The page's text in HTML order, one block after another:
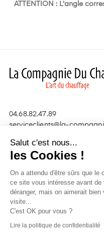
ATTENTION : L'angle
04.68.82.47.89
serviceclients@la-
Nos produits
Liens utiles
Salut c'est nous...
les Cookies !
On a attendu d'être sûrs que le
ce site vous intéresse avant de
déranger, mais on aimerait
visite...
C'est OK pour vous ?
Lire la politique de confidentialité